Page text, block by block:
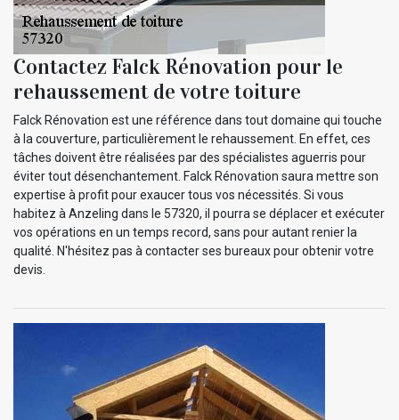
Contactez Falck Rénovation pour le
rehaussement de votre toiture
Falck Rénovation est une référence dans tout domaine qui touche
à la couverture, particulièrement le rehaussement. En effet, ces
tâches doivent être réalisées par des spécialistes aguerris pour
éviter tout désenchantement. Falck Rénovation saura mettre son
expertise à profit pour exaucer tous vos nécessités. Si vous
habitez à Anzeling dans le 57320, il pourra se déplacer et exécuter
vos opérations en un temps record, sans pour autant renier la
qualité. N'hésitez pas à contacter ses bureaux pour obtenir votre
devis.